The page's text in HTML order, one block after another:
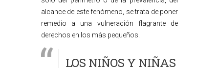
alcance de este fenómeno, se trata de poner
remedio a una vulneración flagrante de
derechos en los más pequeños.
LOS NIÑOS Y NIÑAS